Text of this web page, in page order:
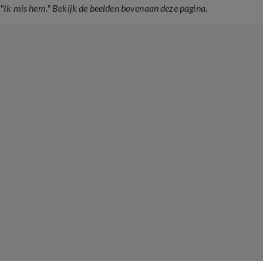
"Ik mis hem." Bekijk de beelden bovenaan deze pagina.